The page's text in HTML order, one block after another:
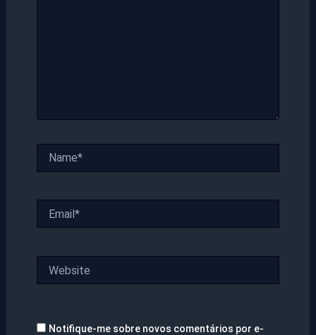
Notifique-me sobre novos comentários por e-